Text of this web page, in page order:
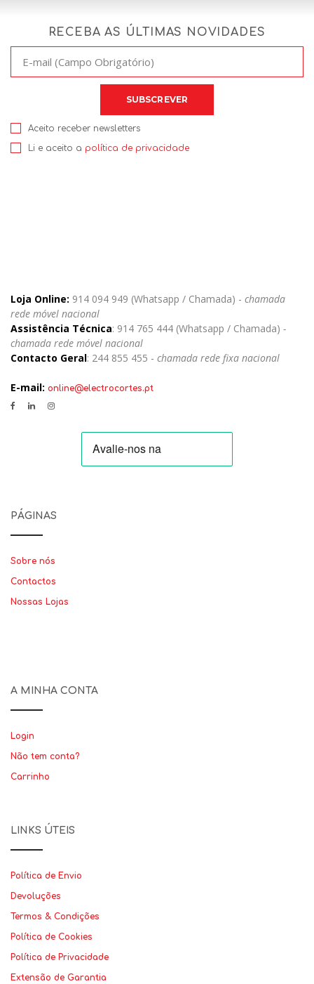
RECEBA AS ÚLTIMAS NOVIDADES
Aceito receber newsletters
Li e aceito a política de privacidade
Loja Online: 914 094 949 (Whatsapp / Chamada) - chamada
rede móvel nacional
Assistência Técnica: 914 765 444 (Whatsapp / Chamada) -
chamada rede móvel nacional
Contacto Geral: 244 855 455 - chamada rede fixa nacional
E-mail: online@electrocortes.pt
PÁGINAS
Sobre nós
Contactos
Nossas Lojas
A MINHA CONTA
Login
Não tem conta?
Carrinho
LINKS ÚTEIS
Política de Envio
Devoluções
Termos & Condições
Política de Cookies
Política de Privacidade
Extensão de Garantia